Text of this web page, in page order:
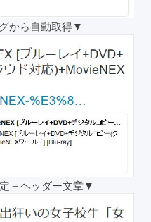
から自動取得▼
＋ヘッダー文章▼